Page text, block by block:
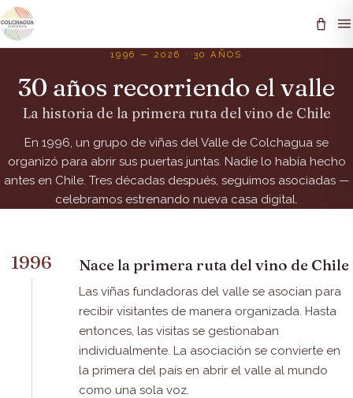
1996 — 2026 · 30 AÑOS
30 años recorriendo el valle
La historia de la primera ruta del vino de Chile
En 1996, un grupo de viñas del Valle de Colchagua se
organizó para abrir sus puertas juntas. Nadie lo había hecho
antes en Chile. Tres décadas después, seguimos asociadas —
celebramos estrenando nueva casa digital.
1996 Nace la primera ruta del vino de Chile
Las viñas fundadoras del valle se asocian para
recibir visitantes de manera organizada. Hasta
entonces, las visitas se gestionaban
individualmente. La asociación se convierte en
la primera del país en abrir el valle al mundo
como una sola voz.